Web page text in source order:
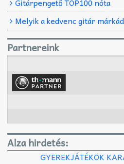
Gitárpengető TOP100 nóta
Melyik a kedvenc gitár
Partnereink
Alza hirdetés:
GYEREKJÁTÉKOK